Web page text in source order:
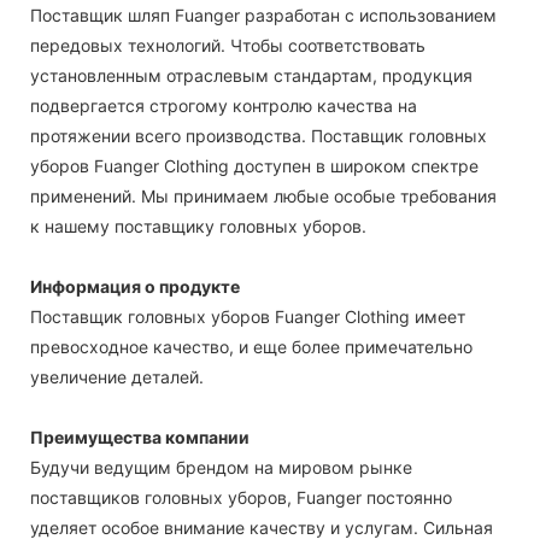
Поставщик шляп Fuanger разработан с использованием
передовых технологий. Чтобы соответствовать
установленным отраслевым стандартам, продукция
подвергается строгому контролю качества на
протяжении всего производства. Поставщик головных
уборов Fuanger Clothing доступен в широком спектре
применений. Мы принимаем любые особые требования
к нашему поставщику головных уборов.
Информация о продукте
Поставщик головных уборов Fuanger Clothing имеет
превосходное качество, и еще более примечательно
увеличение деталей.
Преимущества компании
Будучи ведущим брендом на мировом рынке
поставщиков головных уборов, Fuanger постоянно
уделяет особое внимание качеству и услугам. Сильная